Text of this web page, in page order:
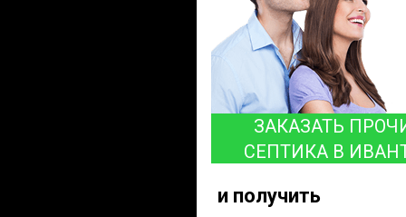
ЗАКАЗАТЬ
СЕПТИКА В
и получить